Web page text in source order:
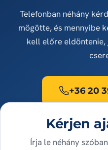
Telefonban néhány
mögötte, és mennyibe
kell előre
+36 20
Kérjen
Írja le néhány